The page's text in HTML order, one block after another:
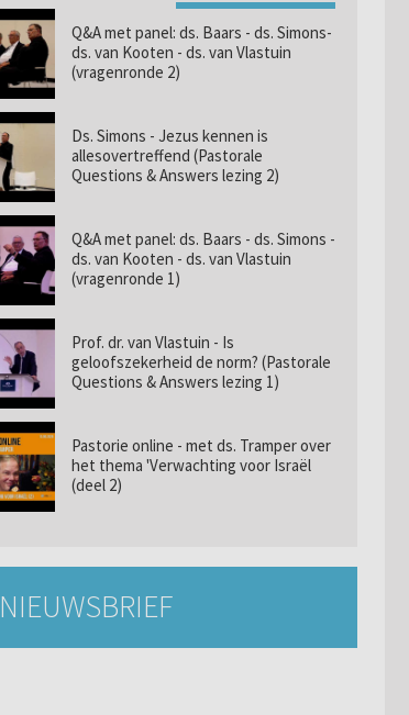
Q&A met panel: ds. Baars - ds. Simons-
ds. van Kooten - ds. van Vlastuin
(vragenronde 2)
Ds. Simons - Jezus kennen is
allesovertreffend (Pastorale
Questions & Answers lezing 2)
Q&A met panel: ds. Baars - ds. Simons -
ds. van Kooten - ds. van Vlastuin
(vragenronde 1)
Prof. dr. van Vlastuin - Is
geloofszekerheid de norm? (Pastorale
Questions & Answers lezing 1)
Pastorie online - met ds. Tramper over
het thema 'Verwachting voor Israël
(deel 2)
NIEUWSBRIEF